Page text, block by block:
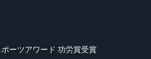
ーツアワード 功労賞受賞